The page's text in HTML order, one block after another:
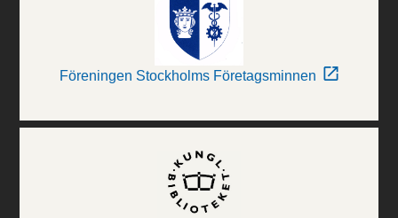
Föreningen Stockholms Företagsminnen